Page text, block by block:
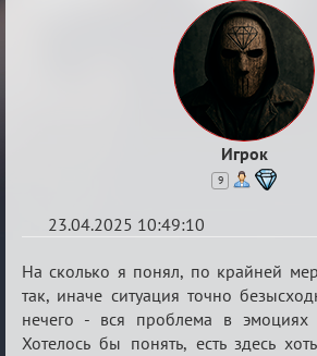
Игрок
9
23.04.2025 10:49:10
Re:
Разговоры
о
На сколько я понял, по крайней
так, иначе ситуация точно
нечего - вся проблема в эмоциях
Хотелось бы понять, есть здесь